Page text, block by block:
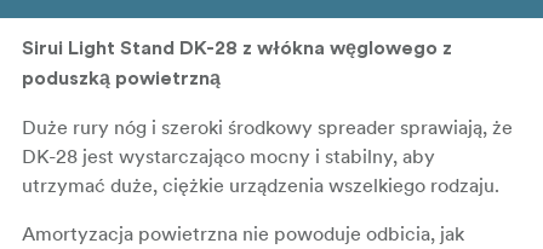
Sirui Light Stand DK-28 z włókna węglowego z
poduszką powietrzną
Duże rury nóg i szeroki środkowy spreader sprawiają, że
DK-28 jest wystarczająco mocny i stabilny, aby
utrzymać duże, ciężkie urządzenia wszelkiego rodzaju.
Amortyzacja powietrzna nie powoduje odbicia, jak